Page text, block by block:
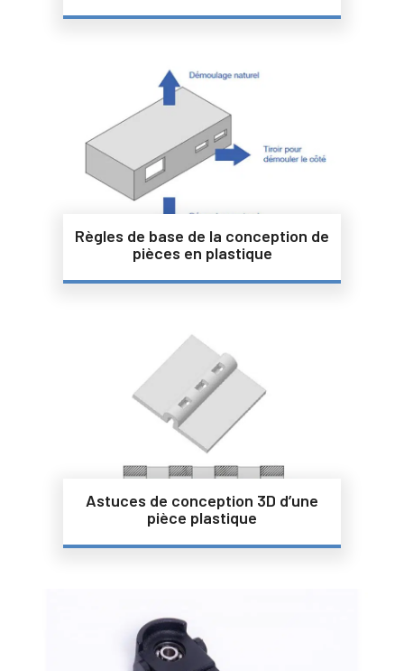
Règles de base de la conception de
pièces en plastique
Astuces de conception 3D d’une
pièce plastique